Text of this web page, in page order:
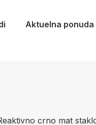
Aktuelna ponuda